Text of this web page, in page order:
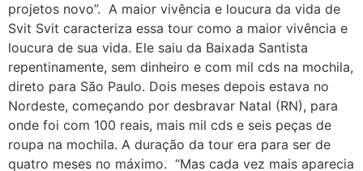
projetos novo”. A maior vivência e loucura da vida de
Svit Svit caracteriza essa tour como a maior vivência e
loucura de sua vida. Ele saiu da Baixada Santista
repentinamente, sem dinheiro e com mil cds na mochila,
direto para São Paulo. Dois meses depois estava no
Nordeste, começando por desbravar Natal (RN), para
onde foi com 100 reais, mais mil cds e seis peças de
roupa na mochila. A duração da tour era para ser de
quatro meses no máximo. “Mas cada vez mais aparecia